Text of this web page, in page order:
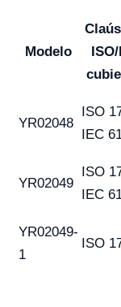
Modelo
YR02048
ISO
IEC
YR02049
ISO
IEC
YR02049-
1
ISO